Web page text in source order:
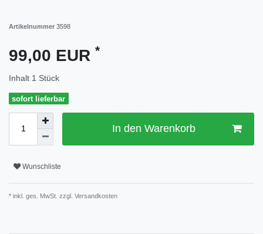
Artikelnummer 3598
99,00 EUR *
Inhalt 1 Stück
sofort lieferbar
In den Warenkorb
Wunschliste
* inkl. ges. MwSt. zzgl. Versandkosten